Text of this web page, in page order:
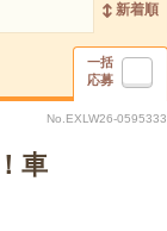
新着順
一括
応募
No.EXLW26-0595333
車